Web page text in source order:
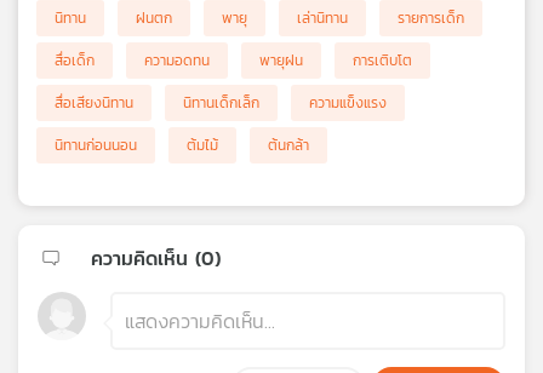
นิทาน ฝนตก พายุ เล่านิทาน
รายการเด็ก
สื่อเด็ก
ความอดทน พายุฝน
การเติบโต
สื่อเสียงนิทาน
นิทานเด็กเล็ก
ความแข็งแรง
นิทานก่อนนอน
ต้มไม้ ต้นกล้า
ความคิดเห็น (0)